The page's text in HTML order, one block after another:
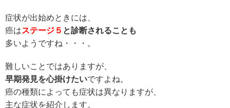
症状が出始めときには、
癌はステージ５ と診断されることも
多いようですね・・・。
難しいことではありますが、
早期発見を心掛けたいですよね。
癌の種類によっても症状は異なりますが、
主な症状を紹介します。